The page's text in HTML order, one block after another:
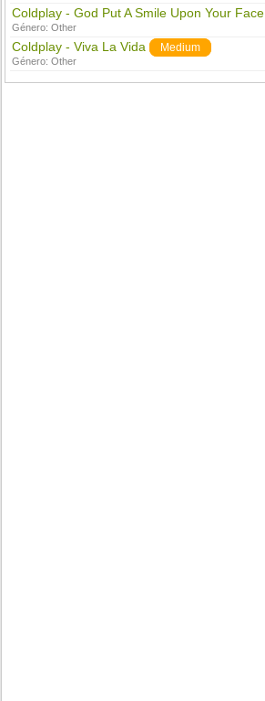
Coldplay - God Put A Smile Upon Your Face
Género:Other
Coldplay - Viva La Vida Medium
Género:Other